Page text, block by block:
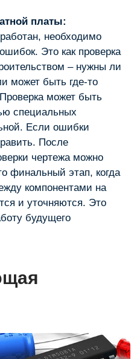
платы:
необходимо
Это как проверка
– нужны ли
может быть где-то
может быть
специальных
Если ошибки
После
чертежа можно
финальный этап, когда
компонентами на
и уточняются. Это
будущего